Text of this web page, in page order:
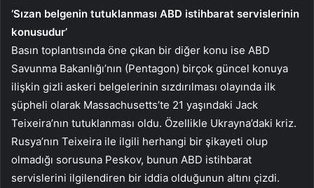
‘Sızan belgenin tutuklanması ABD istihbarat servislerinin
konusudur’
Basın toplantısında öne çıkan bir diğer konu ise ABD
Savunma Bakanlığı’nın (Pentagon) birçok güncel konuya
ilişkin gizli askeri belgelerinin sızdırılması olayında ilk
şüpheli olarak Massachusetts’te 21 yaşındaki Jack
Teixeira’nın tutuklanması oldu. Özellikle Ukrayna’daki kriz.
Rusya’nın Teixeira ile ilgili herhangi bir şikayeti olup
olmadığı sorusuna Peskov, bunun ABD istihbarat
servislerini ilgilendiren bir iddia olduğunun altını çizdi.